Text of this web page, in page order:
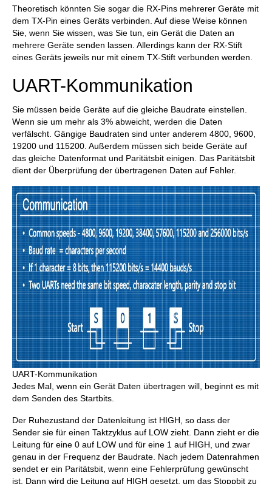
Theoretisch könnten Sie sogar die RX-Pins mehrerer Geräte mit
dem TX-Pin eines Geräts verbinden. Auf diese Weise können
Sie, wenn Sie wissen, was Sie tun, ein Gerät die Daten an
mehrere Geräte senden lassen. Allerdings kann der RX-Stift
eines Geräts jeweils nur mit einem TX-Stift verbunden werden.
UART-Kommunikation
Sie müssen beide Geräte auf die gleiche Baudrate einstellen.
Wenn sie um mehr als 3% abweicht, werden die Daten
verfälscht. Gängige Baudraten sind unter anderem 4800, 9600,
19200 und 115200. Außerdem müssen sich beide Geräte auf
das gleiche Datenformat und Paritätsbit einigen. Das Paritätsbit
dient der Überprüfung der übertragenen Daten auf Fehler.
UART-Kommunikation
Jedes Mal, wenn ein Gerät Daten übertragen will, beginnt es mit
dem Senden des Startbits.
Der Ruhezustand der Datenleitung ist HIGH, so dass der
Sender sie für einen Taktzyklus auf LOW zieht. Dann zieht er die
Leitung für eine 0 auf LOW und für eine 1 auf HIGH, und zwar
genau in der Frequenz der Baudrate. Nach jedem Datenrahmen
sendet er ein Paritätsbit, wenn eine Fehlerprüfung gewünscht
ist. Dann wird die Leitung auf HIGH gesetzt, um das Stoppbit zu